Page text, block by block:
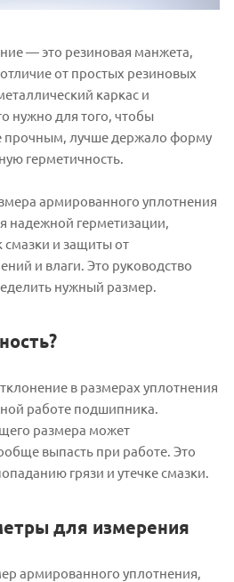
— это резиновая манжета,
от простых резиновых
каркас и
нужно для того, чтобы
прочным, лучше держало форму
герметичность.
армированного уплотнения
надежной герметизации,
смазки и защиты от
и влаги. Это руководство
нужный размер.
в размерах уплотнения
работе подшипника.
размера может
выпасть при работе. Это
грязи и утечке смазки.
для измерения
армированного уплотнения,